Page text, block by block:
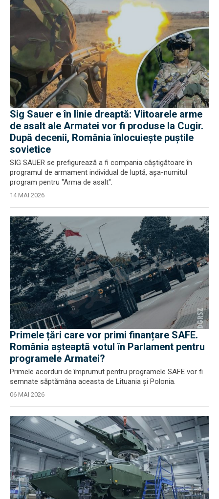
Sig Sauer e în linie dreaptă: Viitoarele arme
de asalt ale Armatei vor fi produse la Cugir.
După decenii, România înlocuiește puștile
sovietice
SIG SAUER se prefigurează a fi compania câștigătoare în
programul de armament individual de luptă, așa-numitul
program pentru "Arma de asalt".
14 MAI 2026
Primele țări care vor primi finanțare SAFE.
România așteaptă votul în Parlament pentru
programele Armatei?
Primele acorduri de împrumut pentru programele SAFE vor fi
semnate săptămâna aceasta de Lituania și Polonia.
06 MAI 2026